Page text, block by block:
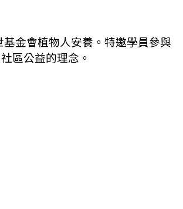
金會植物人安養。特邀學員參與
區公益的理念。